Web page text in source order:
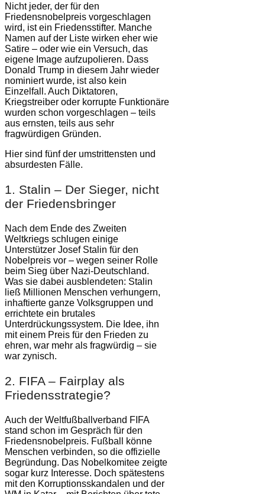
Nicht jeder, der für den
Friedensnobelpreis vorgeschlagen
wird, ist ein Friedensstifter. Manche
Namen auf der Liste wirken eher wie
Satire – oder wie ein Versuch, das
eigene Image aufzupolieren. Dass
Donald Trump in diesem Jahr wieder
nominiert wurde, ist also kein
Einzelfall. Auch Diktatoren,
Kriegstreiber oder korrupte Funktionäre
wurden schon vorgeschlagen – teils
aus ernsten, teils aus sehr
fragwürdigen Gründen.
Hier sind fünf der umstrittensten und
absurdesten Fälle.
1. Stalin – Der Sieger, nicht
der Friedensbringer
Nach dem Ende des Zweiten
Weltkriegs schlugen einige
Unterstützer Josef Stalin für den
Nobelpreis vor – wegen seiner Rolle
beim Sieg über Nazi-Deutschland.
Was sie dabei ausblendeten: Stalin
ließ Millionen Menschen verhungern,
inhaftierte ganze Volksgruppen und
errichtete ein brutales
Unterdrückungssystem. Die Idee, ihn
mit einem Preis für den Frieden zu
ehren, war mehr als fragwürdig – sie
war zynisch.
2. FIFA – Fairplay als
Friedensstrategie?
Auch der Weltfußballverband FIFA
stand schon im Gespräch für den
Friedensnobelpreis. Fußball könne
Menschen verbinden, so die offizielle
Begründung. Das Nobelkomitee zeigte
sogar kurz Interesse. Doch spätestens
mit den Korruptionsskandalen und der